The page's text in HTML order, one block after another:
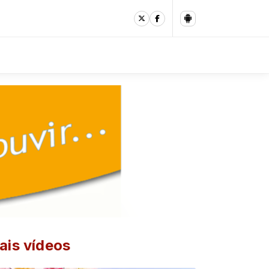
vídeos